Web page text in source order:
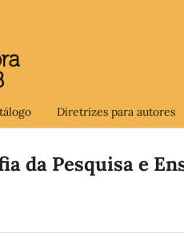
Diretrizes para autores
da Pesquisa e